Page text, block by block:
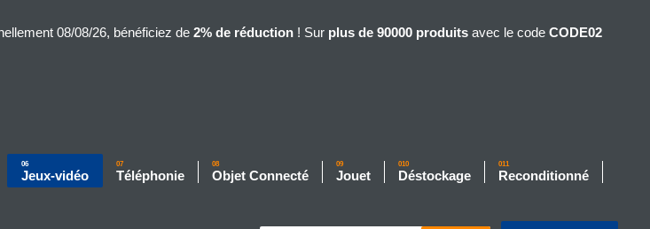
08/08/26, bénéficiez de 2% de réduction ! Sur plus de 90000 produits avec le code CODE02
06
Jeux-vidéo
07
Téléphonie
08
Objet Connecté
09
Jouet
010
Déstockage
011
Reconditionné